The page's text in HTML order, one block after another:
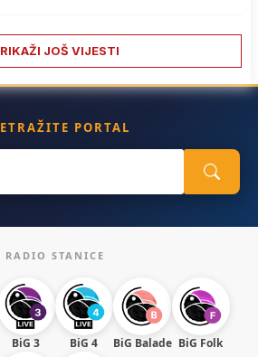
JOŠ VIJESTI
PORTAL
RADIO STANICE
BiG 3 BiG 4 BiG Balade BiG Folk